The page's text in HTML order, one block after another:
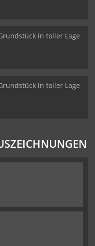
in toller Lage
in toller Lage